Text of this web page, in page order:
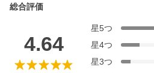
総合評価
4.64
星5つ
星4つ
星3つ